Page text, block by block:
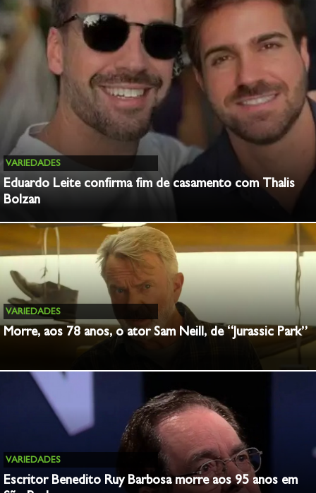
VARIEDADES
Eduardo Leite confirma fim de casamento com Thalis
Bolzan
VARIEDADES
Morre, aos 78 anos, o ator Sam Neill, de “Jurassic Park”
VARIEDADES
Escritor Benedito Ruy Barbosa morre aos 95 anos em